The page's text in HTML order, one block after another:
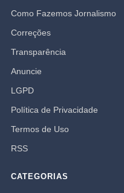
Como Fazemos Jornalismo
Correções
Transparência
Anuncie
LGPD
Política de Privacidade
Termos de Uso
RSS
CATEGORIAS